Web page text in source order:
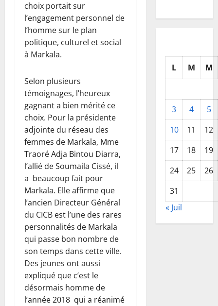
choix portait sur
l’engagement personnel de
l’homme sur le plan
politique, culturel et social
à Markala.
Selon plusieurs
témoignages, l’heureux
gagnant a bien mérité ce
choix. Pour la présidente
adjointe du réseau des
femmes de Markala, Mme
Traoré Adja Bintou Diarra,
l’allié de Soumaila Cissé, il
a beaucoup fait pour
Markala. Elle affirme que
l’ancien Directeur Général
du CICB est l’une des rares
personnalités de Markala
qui passe bon nombre de
son temps dans cette ville.
Des jeunes ont aussi
expliqué que c’est le
désormais homme de
l’année 2018 qui a réanimé
L M M
3 4
5
10
11
12
17
18
19
24
25
26
31
« Juil